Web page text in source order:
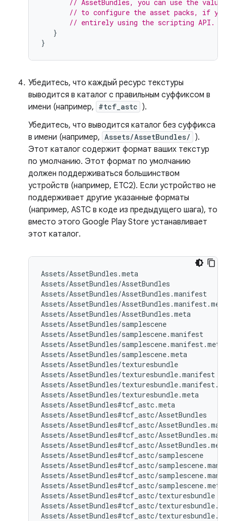
// AssetBundles, you can use the value
// to configure the asset packs, if
// entirely using the scripting API.
}
}
Убедитесь, что каждый ресурс текстуры
выводится в каталог с правильным суффиксом в
имени (например, #tcf_astc ).
Убедитесь, что выводится каталог без суффикса
в имени (например, Assets/AssetBundles/
).
Этот каталог содержит формат ваших текстур
по умолчанию. Этот формат по умолчанию
должен поддерживаться большинством
устройств (например, ETC2). Если устройство не
поддерживает другие указанные форматы
(например, ASTC в коде из предыдущего шага), то
вместо этого Google Play Store устанавливает
этот каталог.
Assets/AssetBundles.meta
Assets/AssetBundles/AssetBundles
Assets/AssetBundles/AssetBundles.manifest
Assets/AssetBundles/
Assets/AssetBundles/AssetBundles.meta
Assets/AssetBundles/samplescene
Assets/AssetBundles/samplescene.manifest
Assets/AssetBundles/samplescene.manifest.meta
Assets/AssetBundles/samplescene.meta
Assets/AssetBundles/texturesbundle
Assets/AssetBundles/texturesbundle.manifest
Assets/AssetBundles/
Assets/AssetBundles/texturesbundle.meta
Assets/AssetBundles#tcf_astc.meta
Assets/AssetBundles#tcf_astc/AssetBundles
Assets/AssetBundles#tcf_astc/
Assets/AssetBundles#tcf_astc/
Assets/AssetBundles#tcf_astc/
Assets/AssetBundles#tcf_astc/samplescene
Assets/AssetBundles#tcf_astc/
Assets/AssetBundles#tcf_astc/
Assets/AssetBundles#tcf_astc/samplescene.meta
Assets/AssetBundles#tcf_astc/texturesbundle
Assets/AssetBundles#tcf_astc/
Assets/AssetBundles#tcf_astc/